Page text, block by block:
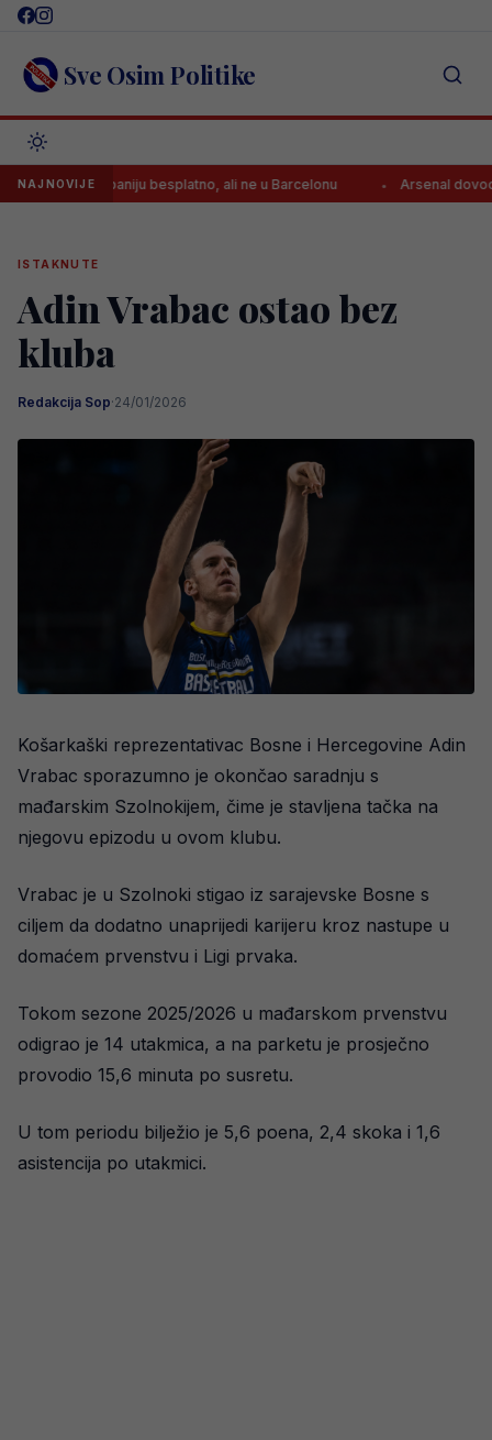
Skip
content Sve Osim Politike
NAJNOVIJE
u Španiju besplatno, ali ne u Barcelonu Arsenal dovodi
ISTAKNUTE
Adin Vrabac ostao bez
kluba
Redakcija Sop·24/01/2026
Košarkaški reprezentativac Bosne i Hercegovine Adin
Vrabac sporazumno je okončao saradnju s
mađarskim Szolnokijem, čime je stavljena tačka na
njegovu epizodu u ovom klubu.
Vrabac je u Szolnoki stigao iz sarajevske Bosne s
ciljem da dodatno unaprijedi karijeru kroz nastupe u
domaćem prvenstvu i Ligi prvaka.
Tokom sezone 2025/2026 u mađarskom prvenstvu
odigrao je 14 utakmica, a na parketu je prosječno
provodio 15,6 minuta po susretu.
U tom periodu bilježio je 5,6 poena, 2,4 skoka i 1,6
asistencija po utakmici.